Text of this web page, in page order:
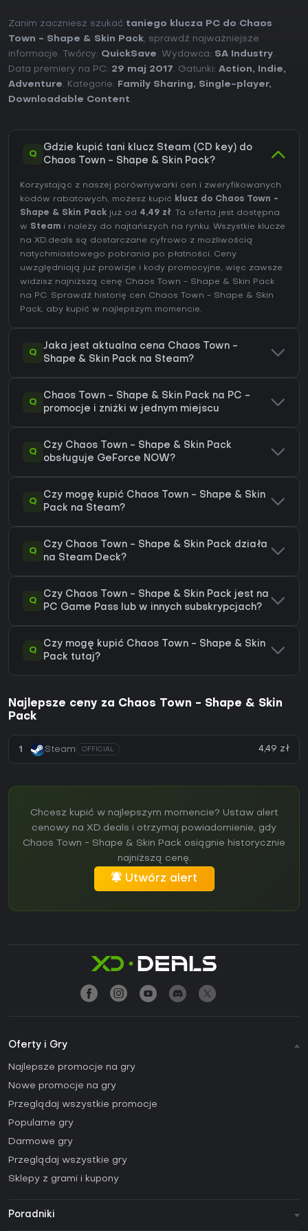
Zanim zaczniesz szukać taniego klucza PC do Chaos
Town - Shape & Skin Pack, sprawdź najważniejsze
informacje. Twórcy: QuickSave. Wydawca: SA Industry.
Data premiery na PC: 29 maj 2017. Gatunki: Action, Indie,
Adventure. Kategorie: Family Sharing, Single-player,
Downloadable Content.
Q
Gdzie kupić tani klucz Steam (CD key) do
Chaos Town - Shape & Skin Pack?
Korzystając z naszej porównywarki cen i zweryfikowanych
kodów rabatowych, możesz kupić klucz do Chaos Town -
Shape & Skin Pack już od 4,49 zł. Ta oferta jest dostępna
w Steam i należy do najtańszych na rynku. Wszystkie klucze
na XD.deals są dostarczane cyfrowo z możliwością
natychmiastowego pobrania po płatności. Ceny
uwzględniają już prowizje i kody promocyjne, więc zawsze
widzisz najniższą cenę Chaos Town - Shape & Skin Pack
na PC. Sprawdź historię cen Chaos Town - Shape & Skin
Pack, aby kupić w najlepszym momencie.
Q
Jaka jest aktualna cena Chaos Town -
Shape & Skin Pack na Steam?
Q
Chaos Town - Shape & Skin Pack na PC -
promocje i zniżki w jednym miejscu
Q
Czy Chaos Town - Shape & Skin Pack
obsługuje GeForce NOW?
Q
Czy mogę kupić Chaos Town - Shape & Skin
Pack na Steam?
Q
Czy Chaos Town - Shape & Skin Pack działa
na Steam Deck?
Q
Czy Chaos Town - Shape & Skin Pack jest na
PC Game Pass lub w innych subskrypcjach?
Q
Czy mogę kupić Chaos Town - Shape & Skin
Pack tutaj?
Najlepsze ceny za Chaos Town - Shape & Skin
Pack
1 Steam OFFICIAL 4,49 zł
Chcesz kupić w najlepszym momencie? Ustaw alert
cenowy na XD.deals i otrzymaj powiadomienie, gdy
Chaos Town - Shape & Skin Pack osiągnie historycznie
najniższą cenę.
Utwórz alert
Oferty i Gry
Najlepsze promocje na gry
Nowe promocje na gry
Przeglądaj wszystkie promocje
Popularne gry
Darmowe gry
Przeglądaj wszystkie gry
Sklepy z grami i kupony
Poradniki